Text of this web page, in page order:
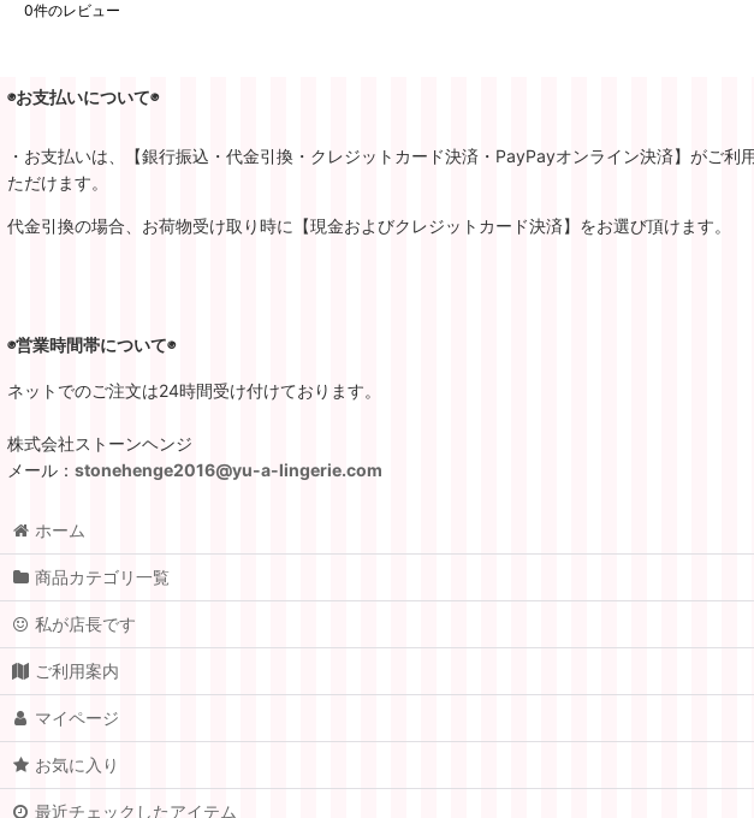
0件のレビュー
◉お支払いについて◉
・お支払いは、【銀行振込・代金引換・クレジットカード決済・PayPayオンライン決済】がご利
ただけます。
代金引換の場合、お荷物受け取り時に【現金およびクレジットカード決済】をお選び頂けます。
◉営業時間帯について◉
ネットでのご注文は24時間受け付けております。
株式会社ストーンヘンジ
メール： stonehenge2016@yu-a-lingerie.com
ホーム
商品カテゴリ一覧
私が店長です
ご利用案内
マイページ
お気に入り
最近チェックしたアイテム